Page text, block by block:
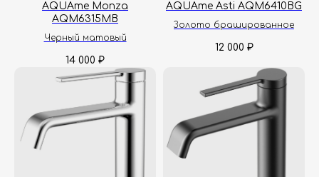
AQUAme Monza
AQM6315MB
Черный матовый
14 000 ₽
AQUAme Asti AQM6410BG
Золото брашированное
12 000 ₽